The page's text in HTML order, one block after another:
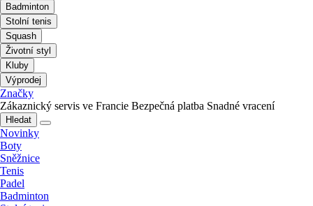
Badminton
Stolní tenis
Squash
Životní styl
Kluby
Výprodej
Značky
Zákaznický servis ve Francie Bezpečná platba Snadné vracení
Hledat
Novinky
Boty
Sněžnice
Tenis
Padel
Badminton